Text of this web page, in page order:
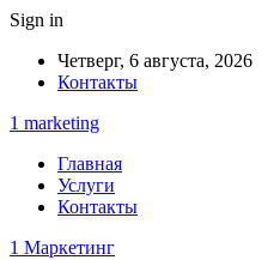
Sign in
Четверг, 6 августа, 2026
Контакты
1 marketing
Главная
Услуги
Контакты
1 Маркетинг